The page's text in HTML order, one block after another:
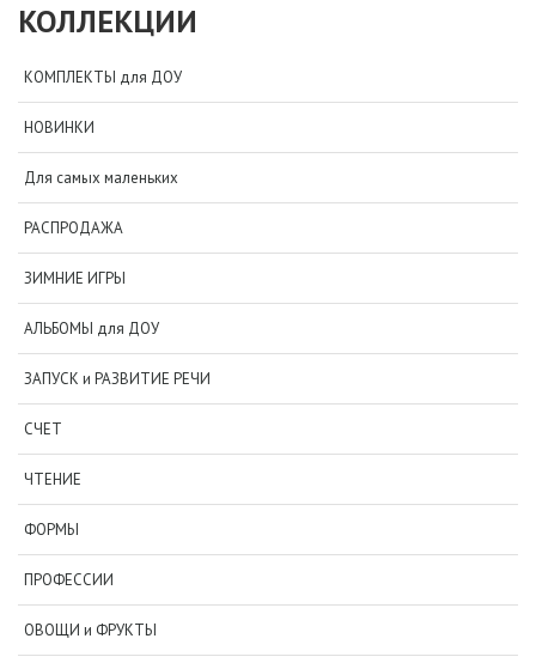
КОЛЛЕКЦИИ
КОМПЛЕКТЫ для ДОУ
НОВИНКИ
Для самых маленьких
РАСПРОДАЖА
ЗИМНИЕ ИГРЫ
АЛЬБОМЫ для ДОУ
ЗАПУСК и РАЗВИТИЕ РЕЧИ
СЧЕТ
ЧТЕНИЕ
ФОРМЫ
ПРОФЕССИИ
ОВОЩИ и ФРУКТЫ